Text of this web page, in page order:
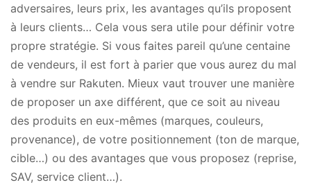
adversaires, leurs prix, les avantages qu’ils proposent
à leurs clients… Cela vous sera utile pour définir votre
propre stratégie. Si vous faites pareil qu’une centaine
de vendeurs, il est fort à parier que vous aurez du mal
à vendre sur Rakuten. Mieux vaut trouver une manière
de proposer un axe différent, que ce soit au niveau
des produits en eux-mêmes (marques, couleurs,
provenance), de votre positionnement (ton de marque,
cible…) ou des avantages que vous proposez (reprise,
SAV, service client…).